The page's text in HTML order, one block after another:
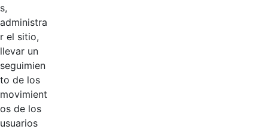
Logotipos
AÑADIR COMENTARIOS
s,
administra
r el sitio,
llevar un
seguimien
to de los
movimient
os de los
usuarios